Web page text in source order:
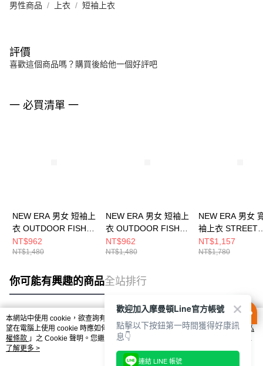
男性商品 上衣 短袖上衣
評價
喜歡這個商品嗎？購買後給他一個好評吧
一 必買清單 一
NEW ERA 男女 短袖上
衣 OUTDOOR FISH
NET NEW ERA 白
NE14701171
NT$962
NT$1,480
NEW ERA 男女 短袖上
衣 OUTDOOR FISH
NET NEW ERA 黑
NE14701172
NT$962
NT$1,480
NEW ERA 男女
袖上衣 STREET
SWING NEW
邊藍
NT$1,157
NT$1,780
你可能有興趣的商品全站排行
熱門標籤
本網站中使用 cookie，欲查詢有關本網站使用 cookie 方式之詳情，及若您不希
望在電腦上使用 cookie 時應如何變更電腦的 cookie 設定，請參閱本網站「
隱私
權條款 」之 Cookie 聲明。您繼續使用本網站即表示您同意本公司得按本網站使
用條款之 Cookie 聲明使用 cookie。
了解更多 >
歡迎加入摩曼頓Line官方帳號
點擊以下按鈕第一時間獲得好康訊
息👇
連結 LINE 帳號